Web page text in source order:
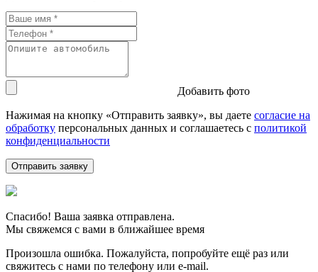
Добавить фото
Нажимая на кнопку «Отправить заявку», вы даете согласие на
обработку персональных данных и соглашаетесь c политикой
конфиденциальности
Спасибо! Ваша заявка отправлена.
Мы свяжемся с вами в ближайшее время
Произошла ошибка. Пожалуйста, попробуйте ещё раз или
свяжитесь с нами по телефону или e-mail.